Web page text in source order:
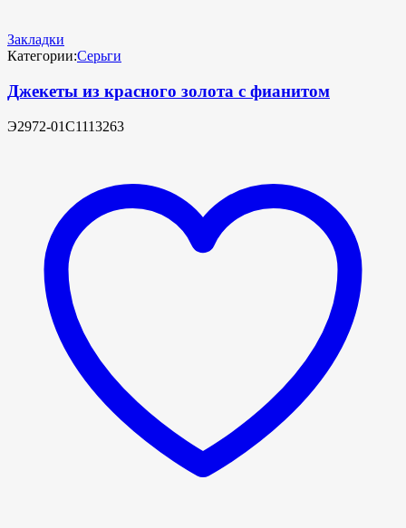
Закладки
Категории:Серьги
Джекеты из красного золота с фианитом
Э2972-01С1113263